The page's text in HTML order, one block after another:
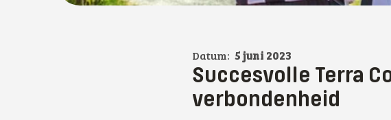
Datum: 5 juni 2023
Succesvolle Terra
verbondenheid